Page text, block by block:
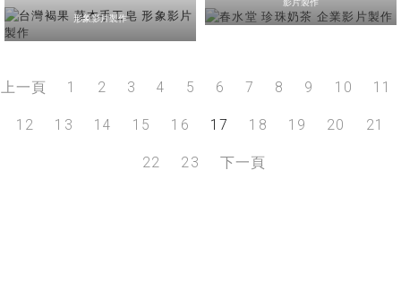
形象影片製作
上一頁 1 2 3 4 5 6 7 8 9 10 11
12 13 14 15 16 17 18 19 20 21
22 23 下一頁